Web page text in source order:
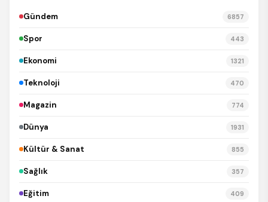
Gündem 6857
Spor 443
Ekonomi 1321
Teknoloji 470
Magazin 774
Dünya 1931
Kültür & Sanat 855
Sağlık 357
Eğitim 409